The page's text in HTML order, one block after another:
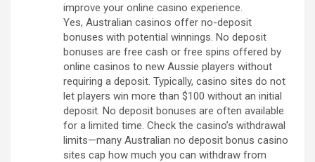
improve your online casino experience.
Yes, Australian casinos offer no-deposit
bonuses with potential winnings. No deposit
bonuses are free cash or free spins offered by
online casinos to new Aussie players without
requiring a deposit. Typically, casino sites do not
let players win more than $100 without an initial
deposit. No deposit bonuses are often available
for a limited time. Check the casino’s withdrawal
limits—many Australian no deposit bonus casino
sites cap how much you can withdraw from